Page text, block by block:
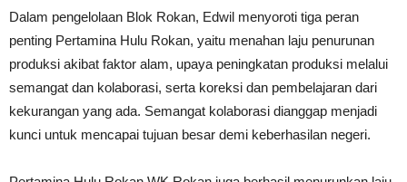
Dalam pengelolaan Blok Rokan, Edwil menyoroti tiga peran
penting Pertamina Hulu Rokan, yaitu menahan laju penurunan
produksi akibat faktor alam, upaya peningkatan produksi melalui
semangat dan kolaborasi, serta koreksi dan pembelajaran dari
kekurangan yang ada. Semangat kolaborasi dianggap menjadi
kunci untuk mencapai tujuan besar demi keberhasilan negeri.